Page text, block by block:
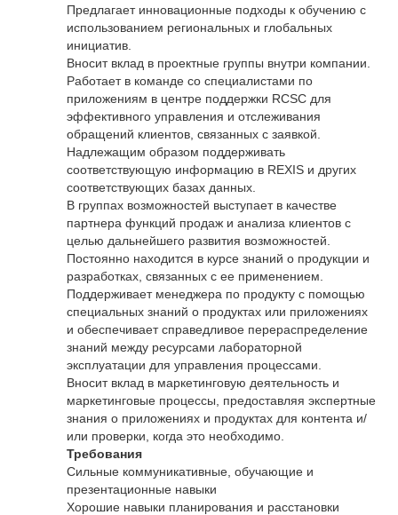
Предлагает инновационные подходы к обучению с
использованием региональных и глобальных
инициатив.
Вносит вклад в проектные группы внутри компании.
Работает в команде со специалистами по
приложениям в центре поддержки RCSC для
эффективного управления и отслеживания
обращений клиентов, связанных с заявкой.
Надлежащим образом поддерживать
соответствующую информацию в REXIS и других
соответствующих базах данных.
В группах возможностей выступает в качестве
партнера функций продаж и анализа клиентов с
целью дальнейшего развития возможностей.
Постоянно находится в курсе знаний о продукции и
разработках, связанных с ее применением.
Поддерживает менеджера по продукту с помощью
специальных знаний о продуктах или приложениях
и обеспечивает справедливое перераспределение
знаний между ресурсами лабораторной
эксплуатации для управления процессами.
Вносит вклад в маркетинговую деятельность и
маркетинговые процессы, предоставляя экспертные
знания о приложениях и продуктах для контента и/
или проверки, когда это необходимо.
Требования
Сильные коммуникативные, обучающие и
презентационные навыки
Хорошие навыки планирования и расстановки